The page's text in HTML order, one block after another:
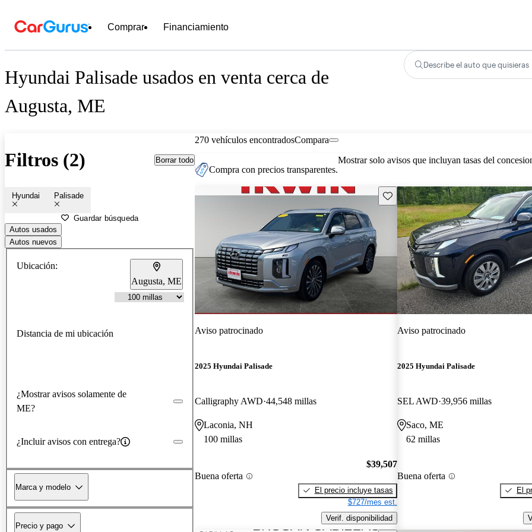
Comprar Financiamiento
Hyundai Palisade usados en venta cerca de
Augusta, ME
Describe el auto que quisieras
Filtros (2) Borrar todo
Hyundai Palisade
Guardar búsqueda
Autos usados
Autos nuevos
Ubicación:
Augusta, ME
Distancia de mi ubicación
¿Mostrar avisos solamente de
ME?
¿Incluir avisos con entrega?
Marca y modelo
Precio y pago
270 vehículos encontradosCompara
Compra con precios transparentes.
Mostrar solo avisos que incluyan tasas del
Guarda este Aviso
Aviso patrocinado
2025 Hyundai Palisade
Calligraphy AWD 44,548 millas
Laconia, NH
100 millas
Buena oferta
$39,507
El precio incluye tasas
$727/mes est.
Verif. disponibilidad
Aviso patrocinado
2025 Hyundai Palisade
SEL AWD 39,956 millas
Saco, ME
62 millas
Buena oferta
El